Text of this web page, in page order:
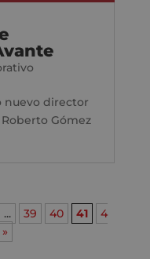
nuevo director
Gómez
... 39 40 41
4